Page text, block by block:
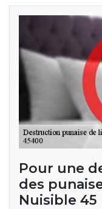
Pour une
des
Nuisible 45